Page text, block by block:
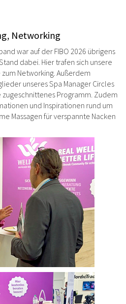
Networking
war auf der FIBO 2026 übrigens
dabei. Hier trafen sich unsere
Networking. Außerdem
unseres Spa Manager Circles
zugeschnittenes Programm. Zudem
und Inspirationen rund um
Massagen für verspannte Nacken